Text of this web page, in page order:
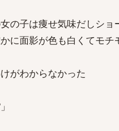
の子は痩せ気味だしシ
に面影が色も白くてモチ
がわからなかった